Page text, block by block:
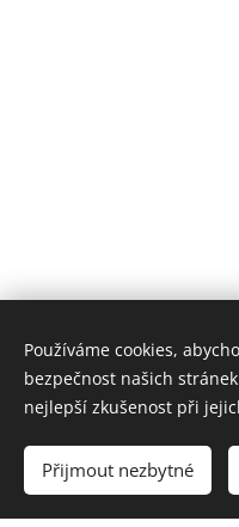
Vytvořeno
Používáme cookies,
bezpečnost našich
nejlepší zkušenost při
Přijmout nezbytné